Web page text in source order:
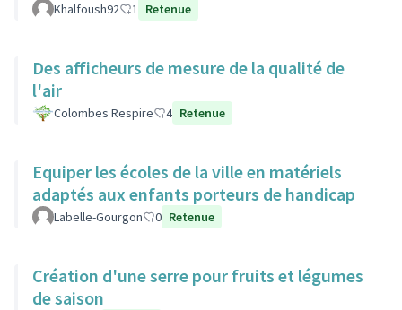
Khalfoush92 1 Retenue
Des afficheurs de mesure de la qualité de
l'air
Colombes Respire 4 Retenue
Equiper les écoles de la ville en matériels
adaptés aux enfants porteurs de handicap
Labelle-Gourgon 0 Retenue
Création d'une serre pour fruits et légumes
de saison